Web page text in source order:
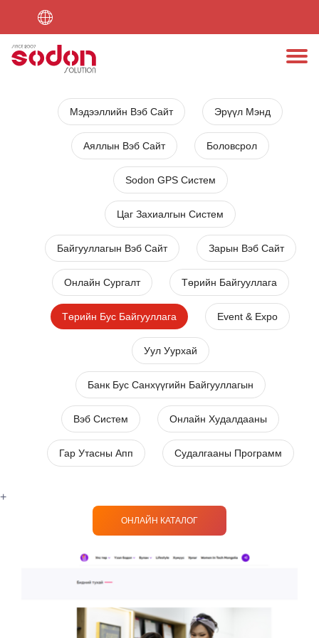
Мэдээллийн Вэб Сайт Эрүүл Мэнд
Аяллын Вэб Сайт Боловсрол
Sodon GPS Систем
Цаг Захиалгын Систем
Байгууллагын Вэб Сайт Зарын Вэб Сайт
Онлайн Сургалт Төрийн Байгууллага
Төрийн Бус Байгууллага Event & Expo
Уул Уурхай
Банк Бус Санхүүгийн Байгууллагын
Вэб Систем Онлайн Худалдааны
Гар Утасны Апп Судалгааны Программ
+
ОНЛАЙН КАТАЛОГ